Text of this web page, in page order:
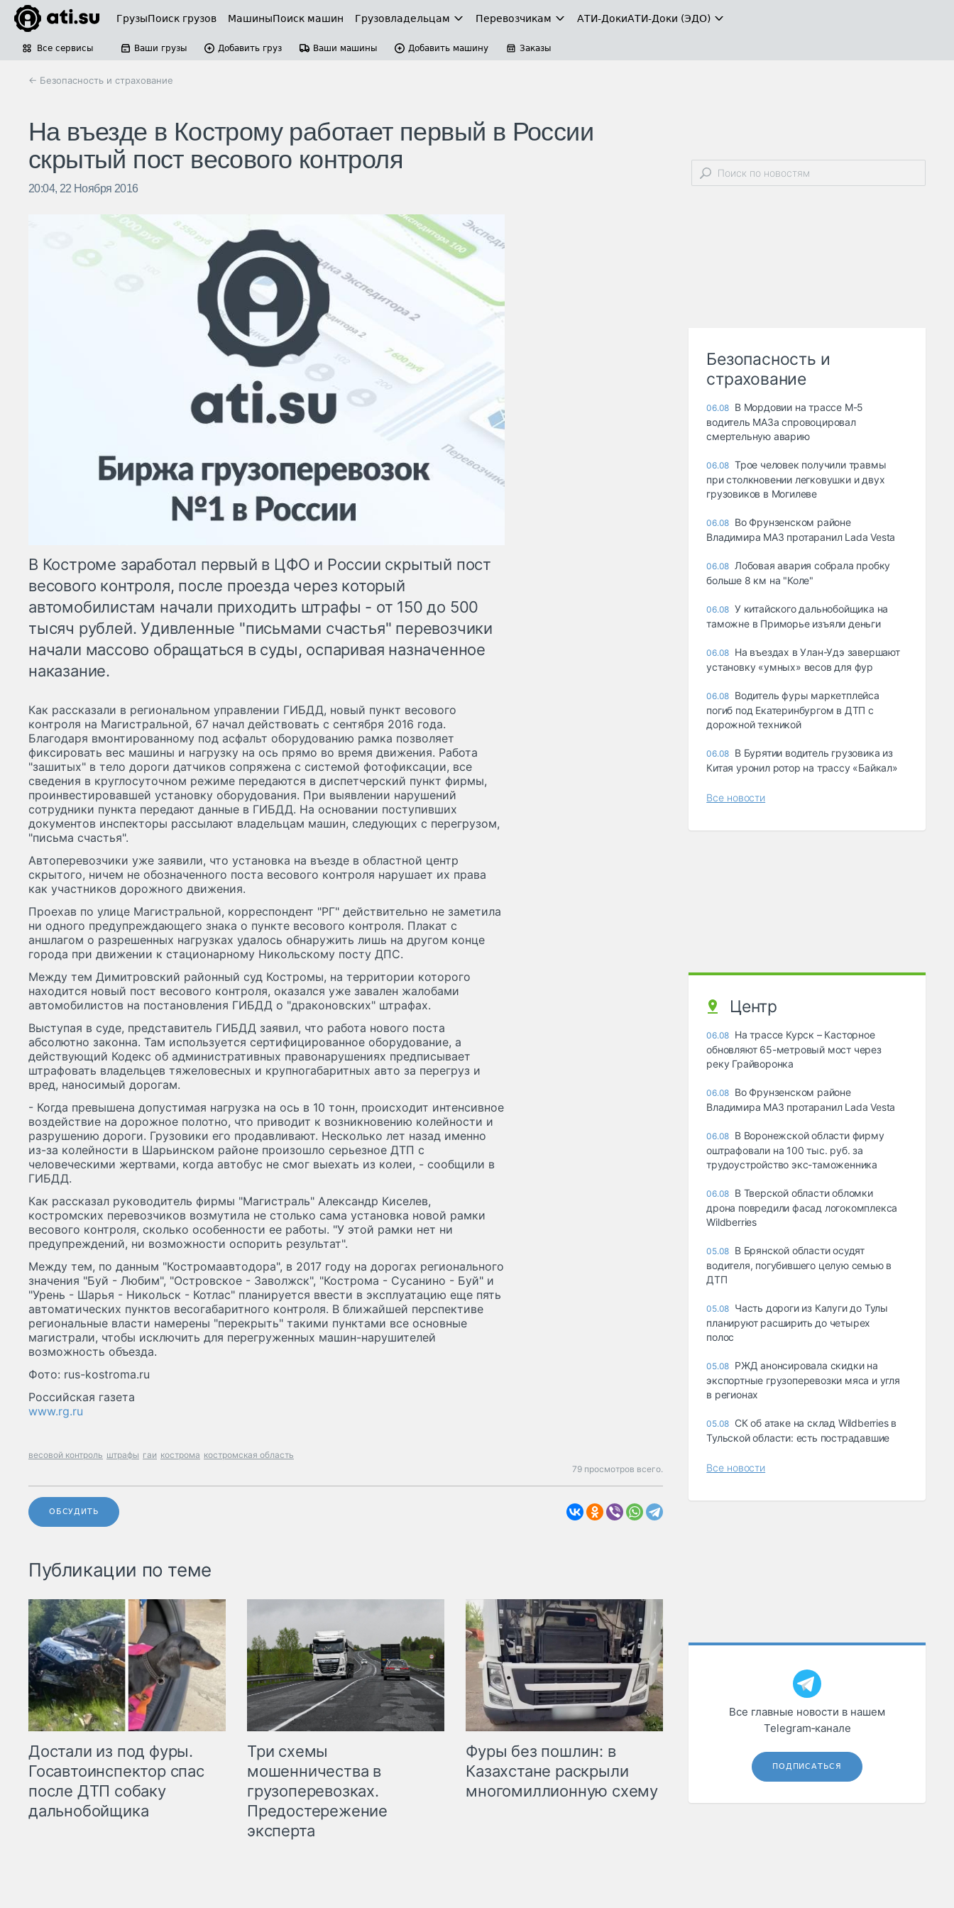
ГрузыПоиск грузов МашиныПоиск машин Грузовладельцам Перевозчикам АТИ-ДокиАТИ-Доки (ЭДО)
Все сервисы Ваши грузы Добавить груз Ваши машины Добавить машину Заказы
← Безопасность и страхование
На въезде в Кострому работает первый в России
скрытый пост весового контроля
20:04, 22 Ноября 2016
В Костроме заработал первый в ЦФО и России скрытый пост
весового контроля, после проезда через который
автомобилистам начали приходить штрафы - от 150 до 500
тысяч рублей. Удивленные "письмами счастья" перевозчики
начали массово обращаться в суды, оспаривая назначенное
наказание.
Как рассказали в региональном управлении ГИБДД, новый пункт весового
контроля на Магистральной, 67 начал действовать с сентября 2016 года.
Благодаря вмонтированному под асфальт оборудованию рамка позволяет
фиксировать вес машины и нагрузку на ось прямо во время движения. Работа
"зашитых" в тело дороги датчиков сопряжена с системой фотофиксации, все
сведения в круглосуточном режиме передаются в диспетчерский пункт фирмы,
проинвестировавшей установку оборудования. При выявлении нарушений
сотрудники пункта передают данные в ГИБДД. На основании поступивших
документов инспекторы рассылают владельцам машин, следующих с перегрузом,
"письма счастья".
Автоперевозчики уже заявили, что установка на въезде в областной центр
скрытого, ничем не обозначенного поста весового контроля нарушает их права
как участников дорожного движения.
Проехав по улице Магистральной, корреспондент "РГ" действительно не заметила
ни одного предупреждающего знака о пункте весового контроля. Плакат с
аншлагом о разрешенных нагрузках удалось обнаружить лишь на другом конце
города при движении к стационарному Никольскому посту ДПС.
Между тем Димитровский районный суд Костромы, на территории которого
находится новый пост весового контроля, оказался уже завален жалобами
автомобилистов на постановления ГИБДД о "драконовских" штрафах.
Выступая в суде, представитель ГИБДД заявил, что работа нового поста
абсолютно законна. Там используется сертифицированное оборудование, а
действующий Кодекс об административных правонарушениях предписывает
штрафовать владельцев тяжеловесных и крупногабаритных авто за перегруз и
вред, наносимый дорогам.
- Когда превышена допустимая нагрузка на ось в 10 тонн, происходит интенсивное
воздействие на дорожное полотно, что приводит к возникновению колейности и
разрушению дороги. Грузовики его продавливают. Несколько лет назад именно
из-за колейности в Шарьинском районе произошло серьезное ДТП с
человеческими жертвами, когда автобус не смог выехать из колеи, - сообщили в
ГИБДД.
Как рассказал руководитель фирмы "Магистраль" Александр Киселев,
костромских перевозчиков возмутила не столько сама установка новой рамки
весового контроля, сколько особенности ее работы. "У этой рамки нет ни
предупреждений, ни возможности оспорить результат".
Между тем, по данным "Костромаавтодора", в 2017 году на дорогах регионального
значения "Буй - Любим", "Островское - Заволжск", "Кострома - Сусанино - Буй" и
"Урень - Шарья - Никольск - Котлас" планируется ввести в эксплуатацию еще пять
автоматических пунктов весогабаритного контроля. В ближайшей перспективе
региональные власти намерены "перекрыть" такими пунктами все основные
магистрали, чтобы исключить для перегруженных машин-нарушителей
возможность объезда.
Фото: rus-kostroma.ru
Российская газета
www.rg.ru
весовой контроль штрафы гаи кострома костромская область
79 просмотров всего.
ОБСУДИТЬ
Публикации по теме
Достали из под фуры.
Госавтоинспектор спас
после ДТП собаку
дальнобойщика
Три схемы
мошенничества в
грузоперевозках.
Предостережение
эксперта
Фуры без пошлин: в
Казахстане раскрыли
многомиллионную схему
Безопасность и
страхование
06.08 В Мордовии на трассе М-5
водитель МАЗа спровоцировал
смертельную аварию
06.08 Трое человек получили травмы
при столкновении легковушки и двух
грузовиков в Могилеве
06.08 Во Фрунзенском районе
Владимира МАЗ протаранил Lada Vesta
06.08 Лобовая авария собрала пробку
больше 8 км на "Коле"
06.08 У китайского дальнобойщика на
таможне в Приморье изъяли деньги
06.08 Ha въeздax в Улaн-Удэ зaвepшaют
ycтaнoвкy «yмныx» вecoв для фyp
06.08 Водитель фуры маркетплейса
погиб под Екатеринбургом в ДТП с
дорожной техникой
06.08 В Бурятии водитель грузовика из
Китая уронил ротор на трассу «Байкал»
Все новости
Центр
06.08 На трассе Курск – Касторное
обновляют 65-метровый мост через
реку Грайворонка
06.08 Во Фрунзенском районе
Владимира МАЗ протаранил Lada Vesta
06.08 В Воронежской области фирму
оштрафовали на 100 тыс. руб. за
трудоустройство экс-таможенника
06.08 В Тверской области обломки
дрона повредили фасад логокомплекса
Wildberries
05.08 В Брянской области осудят
водителя, погубившего целую семью в
ДТП
05.08 Часть дороги из Калуги до Тулы
планируют расширить до четырех
полос
05.08 РЖД анонсировала скидки на
экспортные грузоперевозки мяса и угля
в регионах
05.08 СК об атаке на склад Wildberries в
Тульской области: есть пострадавшие
Все новости
Все главные новости в нашем
Telegram‑канале
ПОДПИСАТЬСЯ